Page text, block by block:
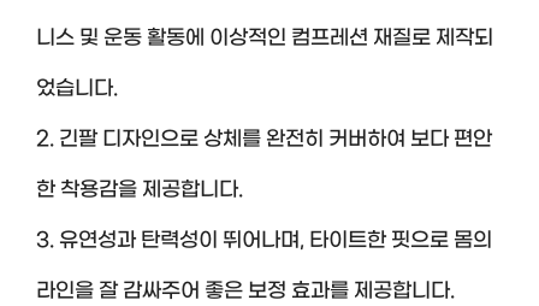
니스 및 운동 활동에 이상적인 컴프레션 재질로 제작되
었습니다.
2. 긴팔 디자인으로 상체를 완전히 커버하여 보다 편안
한 착용감을 제공합니다.
3. 유연성과 탄력성이 뛰어나며, 타이트한 핏으로 몸의
라인을 잘 감싸주어 좋은 보정 효과를 제공합니다.